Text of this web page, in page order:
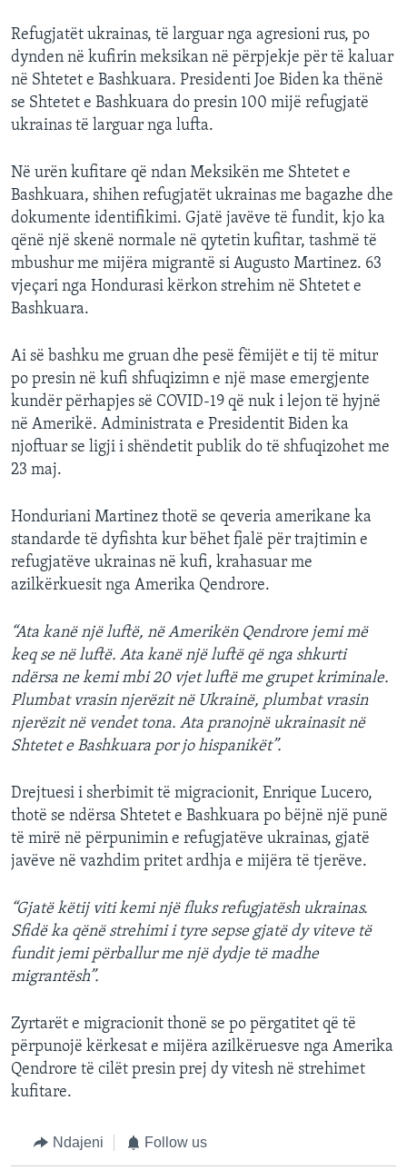
Refugjatët ukrainas, të larguar nga agresioni rus, po
dynden në kufirin meksikan në përpjekje për të kaluar
në Shtetet e Bashkuara. Presidenti Joe Biden ka thënë
se Shtetet e Bashkuara do presin 100 mijë refugjatë
ukrainas të larguar nga lufta.
Në urën kufitare që ndan Meksikën me Shtetet e
Bashkuara, shihen refugjatët ukrainas me bagazhe dhe
dokumente identifikimi. Gjatë javëve të fundit, kjo ka
qënë një skenë normale në qytetin kufitar, tashmë të
mbushur me mijëra migrantë si Augusto Martinez. 63
vjeçari nga Hondurasi kërkon strehim në Shtetet e
Bashkuara.
Ai së bashku me gruan dhe pesë fëmijët e tij të mitur
po presin në kufi shfuqizimn e një mase emergjente
kundër përhapjes së COVID-19 që nuk i lejon të hyjnë
në Amerikë. Administrata e Presidentit Biden ka
njoftuar se ligji i shëndetit publik do të shfuqizohet me
23 maj.
Honduriani Martinez thotë se qeveria amerikane ka
standarde të dyfishta kur bëhet fjalë për trajtimin e
refugjatëve ukrainas në kufi, krahasuar me
azilkërkuesit nga Amerika Qendrore.
“Ata kanë një luftë, në Amerikën Qendrore jemi më
keq se në luftë. Ata kanë një luftë që nga shkurti
ndërsa ne kemi mbi 20 vjet luftë me grupet kriminale.
Plumbat vrasin njerëzit në Ukrainë, plumbat vrasin
njerëzit në vendet tona. Ata pranojnë ukrainasit në
Shtetet e Bashkuara por jo hispanikët”.
Drejtuesi i sherbimit të migracionit, Enrique Lucero,
thotë se ndërsa Shtetet e Bashkuara po bëjnë një punë
të mirë në përpunimin e refugjatëve ukrainas, gjatë
javëve në vazhdim pritet ardhja e mijëra të tjerëve.
“Gjatë këtij viti kemi një fluks refugjatësh ukrainas.
Sfidë ka qënë strehimi i tyre sepse gjatë dy viteve të
fundit jemi përballur me një dydje të madhe
migrantësh”.
Zyrtarët e migracionit thonë se po përgatitet që të
përpunojë kërkesat e mijëra azilkëruesve nga Amerika
Qendrore të cilët presin prej dy vitesh në strehimet
kufitare.
Ndajeni Follow us